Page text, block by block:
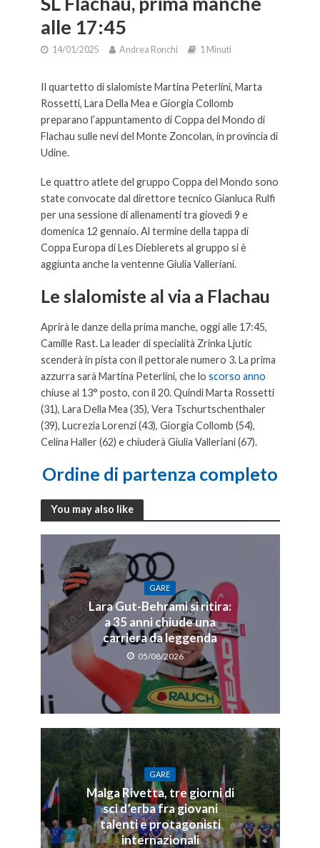
alle 17:45
14/01/2025 Andrea Ronchi 1 Minuti
Il quartetto di slalomiste Martina Peterlini, Marta
Rossetti, Lara Della Mea e Giorgia Collomb
preparano l’appuntamento di Coppa del Mondo di
Flachau sulle nevi del Monte Zoncolan, in provincia di
Udine.
Le quattro atlete del gruppo Coppa del Mondo sono
state convocate dal direttore tecnico Gianluca Rulfi
per una sessione di allenamenti tra giovedì 9 e
domenica 12 gennaio. Al termine della tappa di
Coppa Europa di Les Dieblerets al gruppo si è
aggiunta anche la ventenne Giulia Valleriani.
Le slalomiste al via a Flachau
Aprirà le danze della prima manche, oggi alle 17:45,
Camille Rast. La leader di specialità Zrinka Ljutic
scenderà in pista con il pettorale numero 3. La prima
azzurra sarà Martina Peterlini, che lo scorso anno
chiuse al 13° posto, con il 20. Quindi Marta Rossetti
(31), Lara Della Mea (35), Vera Tschurtschenthaler
(39), Lucrezia Lorenzi (43), Giorgia Collomb (54),
Celina Haller (62) e chiuderà Giulia Valleriani (67).
Ordine di partenza completo
You may also like
GARE
Lara Gut-Behrami si ritira:
a 35 anni chiude una
carriera da leggenda
05/08/2026
GARE
Malga Rivetta, tre giorni di
sci d’erba fra giovani
talenti e protagonisti
internazionali